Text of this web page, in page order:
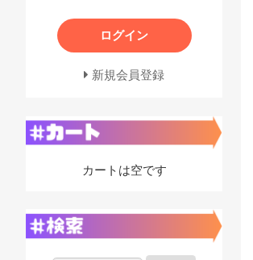
ログイン
新規会員登録
カートは空です